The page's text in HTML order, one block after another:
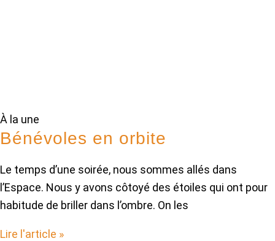
À la une
Bénévoles en orbite
Le temps d’une soirée, nous sommes allés dans
l’Espace. Nous y avons côtoyé des étoiles qui ont pour
habitude de briller dans l’ombre. On les
Lire l'article »